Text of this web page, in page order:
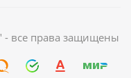
все права защищены